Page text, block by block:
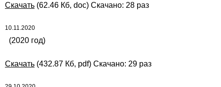
Скачать (62.46 Кб, doc) Скачано: 28 раз
10.11.2020
(2020 год)
Скачать (432.87 Кб, pdf) Скачано: 29 раз